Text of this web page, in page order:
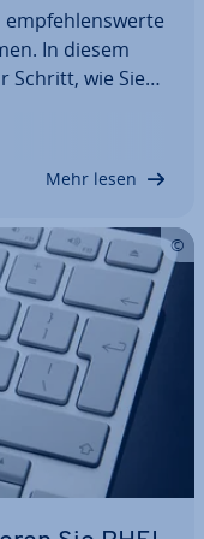
emp­feh­lens­wer­te
In diesem
Schritt, wie Sie
kon­fi­gu­rie­ren.
Mehr lesen